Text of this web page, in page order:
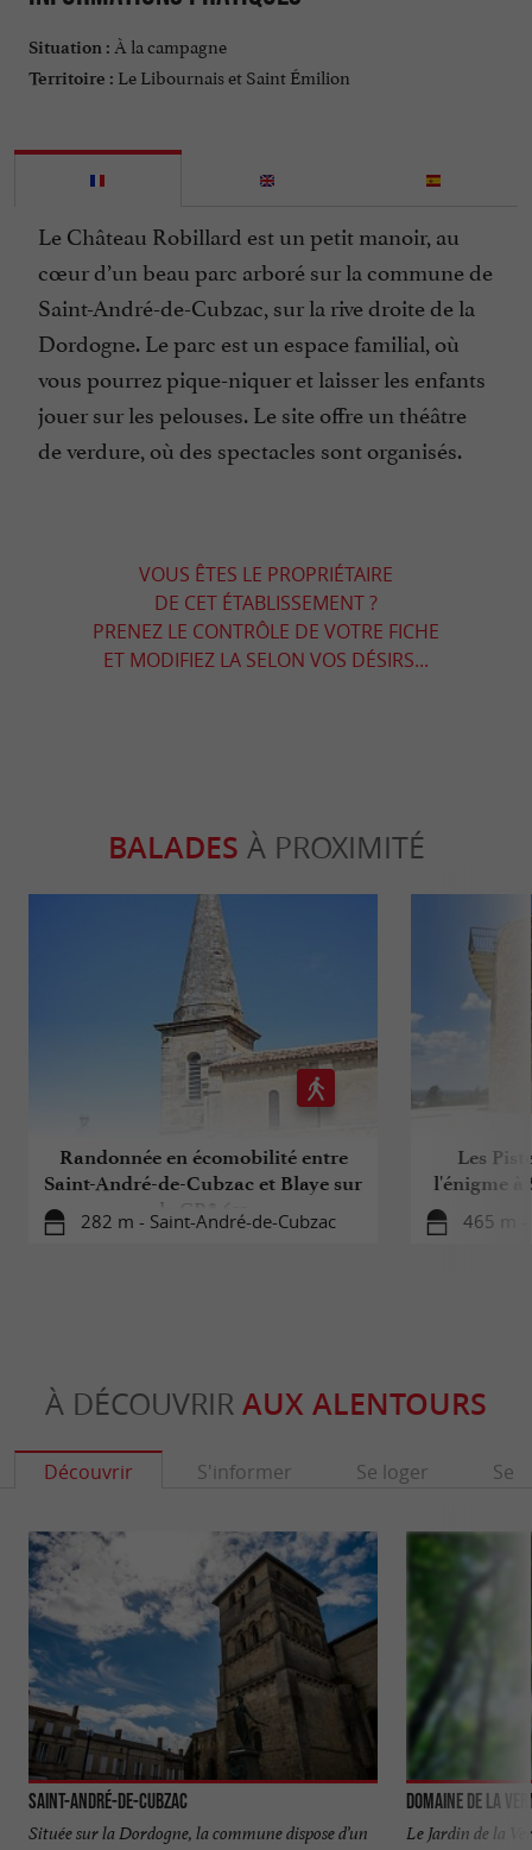
Situation : À la campagne
Territoire : Le Libournais et Saint Émilion
Le Château Robillard est un petit manoir, au
cœur d’un beau parc arboré sur la commune de
Saint-André-de-Cubzac, sur la rive droite de la
Dordogne. Le parc est un espace familial, où
vous pourrez pique-niquer et laisser les enfants
jouer sur les pelouses. Le site offre un théâtre
de verdure, où des spectacles sont organisés.
VOUS ÊTES LE PROPRIÉTAIRE
DE CET ÉTABLISSEMENT ?
PRENEZ LE CONTRÔLE DE VOTRE FICHE
ET MODIFIEZ LA SELON VOS DÉSIRS...
BALADES À PROXIMITÉ
Randonnée en écomobilité entre
Saint-André-de-Cubzac et Blaye sur
le GR® 655
282 m - Saint-André-de-Cubzac
Les
l'énigme à
465 m -
À DÉCOUVRIR AUX ALENTOURS
Découvrir S'informer Se loger Se
Saint-André-de-Cubzac
Située sur la Dordogne, la commune dispose d’un
Domaine de la
Le Jardin de la